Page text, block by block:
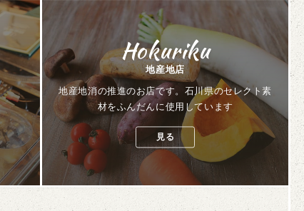
Hokuriku
地産地店
地産地消の推進のお店です。石川県のセレクト素
材をふんだんに使用しています
見る